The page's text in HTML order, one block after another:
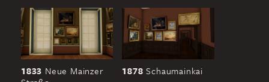
1833 Neue Mainzer
1878 Schaumainkai